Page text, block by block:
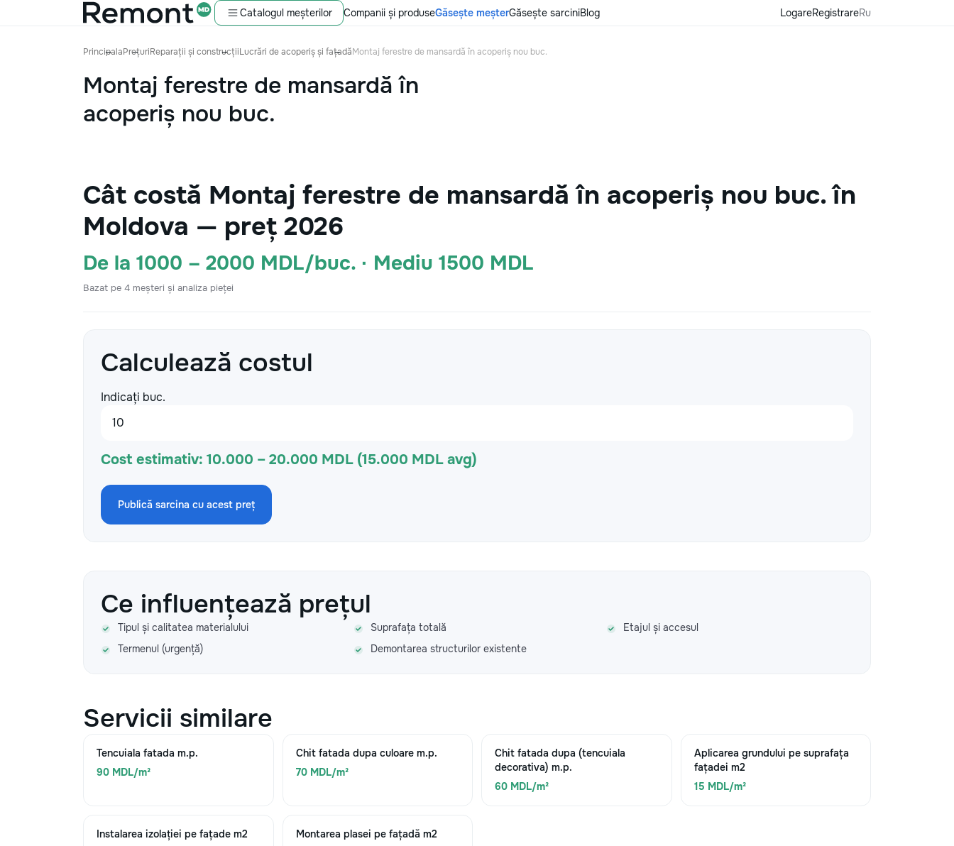
Catalogul meșterilor Companii și produseGăsește meșterGăsește sarciniBlog LogareRegistrareRu
PrincipalaPrețuriReparații și construcțiiLucrări de acoperiș și fațadăMontaj ferestre de mansardă în acoperiș nou buc.
Montaj ferestre de mansardă în
acoperiș nou buc.
Cât costă Montaj ferestre de mansardă în acoperiș nou buc. în
Moldova — preț 2026
De la 1000 – 2000 MDL/buc. · Mediu 1500 MDL
Bazat pe 4 meșteri și analiza pieței
Calculează costul
Indicați buc.
Cost estimativ: 10.000 – 20.000 MDL (15.000 MDL avg)
Publică sarcina cu acest preț
Ce influențează prețul
Tipul și calitatea materialului Suprafața totală
Etajul și accesul
Termenul (urgență)
Demontarea structurilor existente
Servicii similare
Tencuiala fatada m.p.
90 MDL/m²
Chit fatada dupa culoare m.p.
70 MDL/m²
Chit fatada dupa (tencuiala
decorativa) m.p.
60 MDL/m²
Aplicarea grundului pe suprafața
fațadei m2
15 MDL/m²
Instalarea izolației pe fațade m2
Montarea plasei pe fațadă m2